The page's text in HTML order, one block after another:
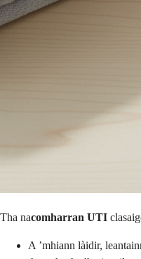
Tha nacomharran UTI
A ’mhiann làidir,